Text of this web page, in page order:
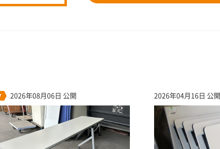
2026年08月06日 公開 2026年04月16日 公開